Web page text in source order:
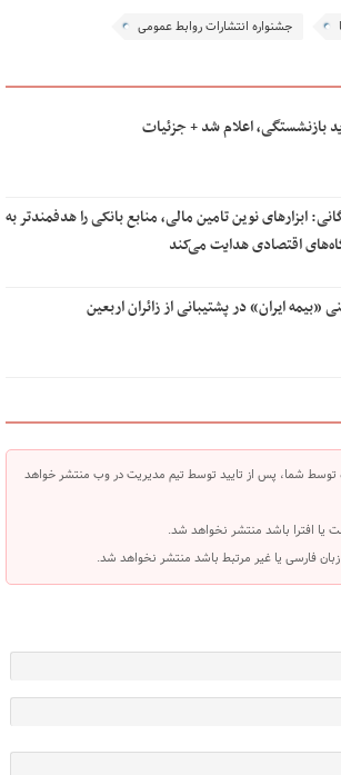
جشنواره انتشارات روابط عمومی
بازنشستگی، اعلام شد + جزئیات
ابزارهای نوین تامین مالی، منابع بانکی را هدفمندتر به
اقتصادی هدایت می‌کند
«بیمه ایران» در پشتیبانی از زائران اربعین
توسط شما، پس از تایید توسط تیم مدیریت در وب منتشر خواهد
یا افترا باشد منتشر نخواهد شد.
زبان فارسی یا غیر مرتبط باشد منتشر نخواهد شد.